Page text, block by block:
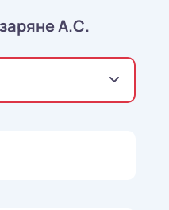
А.С.